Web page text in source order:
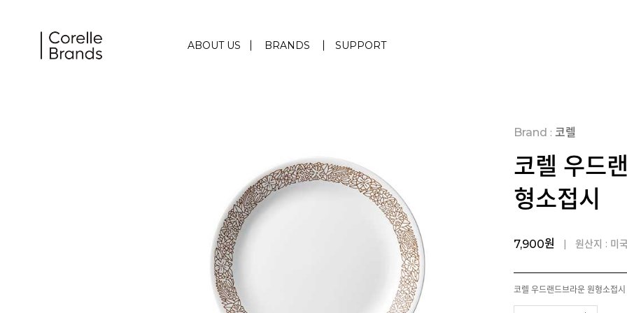
ABOUT US BRANDS SUPPORT
Brand :코렐
코렐 우드
형소접시
7,900원 | 원산지 : 미국
코렐 우드랜드브라운 원형소접시